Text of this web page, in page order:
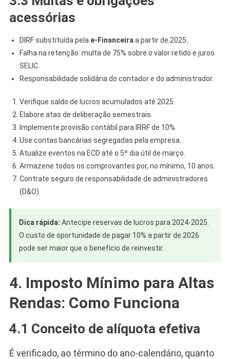
acessórias
DIRF substituída pela e-Financeira a partir de 2025.
Falha na retenção: multa de 75% sobre o valor retido e juros
SELIC.
Responsabilidade solidária do contador e do administrador.
Verifique saldo de lucros acumulados até 2025.
Elabore atas de deliberação semestrais.
Implemente provisão contábil para IRRF de 10%.
Use contas bancárias segregadas pela empresa.
Atualize eventos na ECD até o 5º dia útil de março.
Armazene todos os comprovantes por, no mínimo, 10 anos.
Contrate seguro de responsabilidade de administradores
(D&O).
Dica rápida: Antecipe reservas de lucros para 2024-2025.
O custo de oportunidade de pagar 10% a partir de 2026
pode ser maior que o benefício de reinvestir.
4. Imposto Mínimo para Altas
Rendas: Como Funciona
4.1 Conceito de alíquota efetiva
É verificado, ao término do ano-calendário, quanto